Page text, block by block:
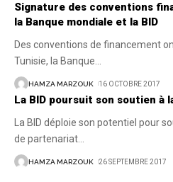
Signature des conventions
la Banque mondiale et la BID
Des conventions de financement
Tunisie, la Banque
HAMZA MARZOUK 16 OCTOBRE 2017
La BID poursuit son soutien à
La BID déploie son potentiel pour
de partenariat
HAMZA MARZOUK 26 SEPTEMBRE 2017